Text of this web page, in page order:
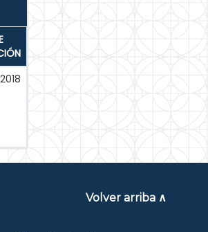
Volver arriba ∧